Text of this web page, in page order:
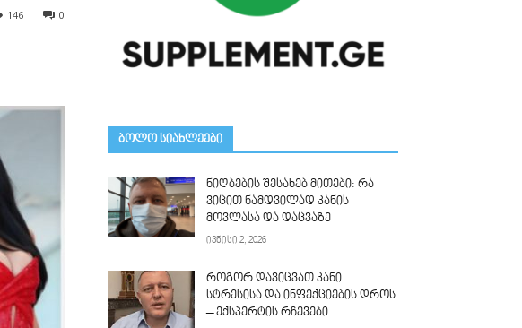
0
146
ᲑᲝᲚᲝ ᲡᲘᲐᲮᲚᲔᲔᲑᲘ
ნიღბების შესახებ მითები: რა
ვიცით ნამდვილად კანის
მოვლასა და დაცვაზე
ივნისი 2, 2026
როგორ დავიცვათ კანი
სტრესისა და ინფექციების დროს
– ექსპერტის რჩევები